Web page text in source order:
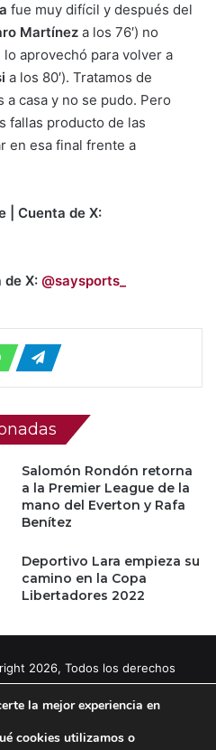
fue muy difícil y después del
Martínez a los 76′) no
aprovechó para volver a
a los 80′). Tratamos de
casa y no se pudo. Pero
fallas producto de las
en esa final frente a
| Cuenta de X:
de X: @saysports_
Salomón Rondón retorna
a la Premier League de la
mano del Everton y Rafa
Benítez
Deportivo Lara empieza su
camino en la Copa
Libertadores 2022
2026, Todos los derechos
por Caissa Agency
X YouTubeInstagram
la mejor experiencia en
cookies utilizamos o